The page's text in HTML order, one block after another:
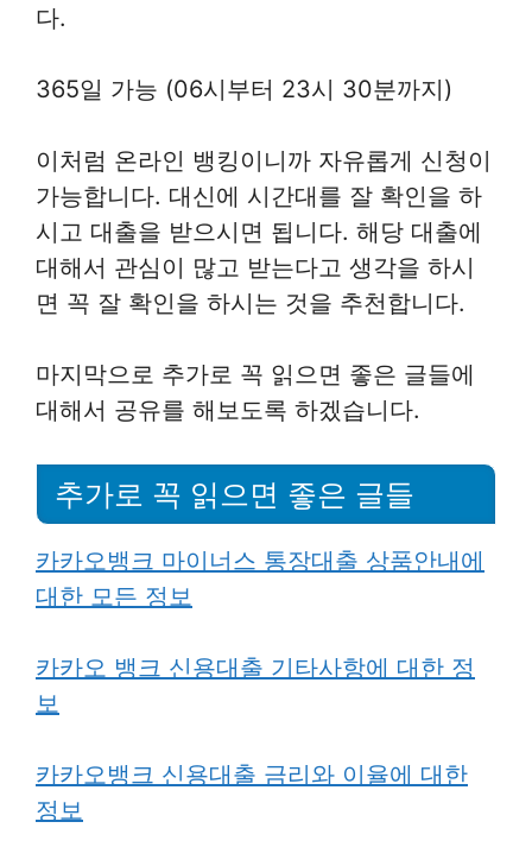
다.
365일 가능 (06시부터 23시 30분까지)
이처럼 온라인 뱅킹이니까 자유롭게 신청이
가능합니다. 대신에 시간대를 잘 확인을 하
시고 대출을 받으시면 됩니다. 해당 대출에
대해서 관심이 많고 받는다고 생각을 하시
면 꼭 잘 확인을 하시는 것을 추천합니다.
마지막으로 추가로 꼭 읽으면 좋은 글들에
대해서 공유를 해보도록 하겠습니다.
추가로 꼭 읽으면 좋은 글들
카카오뱅크 마이너스 통장대출 상품안내에
대한 모든 정보
카카오 뱅크 신용대출 기타사항에 대한 정
보
카카오뱅크 신용대출 금리와 이율에 대한
정보